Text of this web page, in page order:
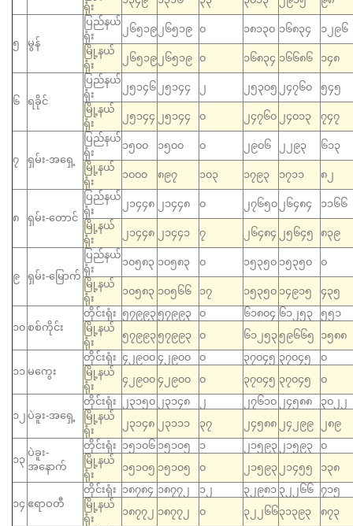
ရုံး
၅ မွန်
ပြည်နယ်
ရုံး
၂၆၅၁၉ ၂၆၅၁၉ ၀ ၁၈၁၃၀ ၁၆၈၃၄
၁၂၉၆
မြို့နယ်
ရုံး
၂၆၅၁၉ ၂၆၅၁၉ ၀ ၁၆၈၃၄ ၁၆၆၈၆ ၁၄၈
၆ ရခိုင်
ပြည်နယ်
ရုံး
၂၅၁၄၆ ၂၅၁၄၄ ၂ ၂၅၃၀၅ ၂၄၇၆၀
၅၄၅
မြို့နယ်
ရုံး
၂၅၁၄၄ ၂၅၁၄၄ ၀ ၂၄၇၆၀ ၂၄၀၁၃ ၇၄၇
၇ ရှမ်း-အရှေ့
ပြည်နယ်
ရုံး
၁၅၀၀ ၁၅၀၀ ၀ ၂၉၀၆ ၂၂၉၃
၆၁၃
မြို့နယ်
ရုံး
၁၀၀၀ ၈၉၇ ၁၀၃ ၁၇၉၃ ၁၇၁၁ ၈၂
၈ ရှမ်း-တောင်
ပြည်နယ်
ရုံး
၂၁၄၄၈ ၂၁၄၄၈ ၀ ၂၇၆၅၀ ၂၆၄၈၄
၁၁၆၆
မြို့နယ်
ရုံး
၂၁၄၄၈ ၂၁၄၄၁ ၇ ၂၆၄၈၄ ၂၅၆၄၅ ၈၃၉
၉ ရှမ်း-မြောက်
ပြည်နယ်
ရုံး
၁၀၅၈၃ ၁၀၅၈၃ ၀ ၁၅၃၅၀ ၁၅၃၅၀
၀
မြို့နယ်
ရုံး
၁၀၅၈၃ ၁၀၅၆၆ ၁၇ ၁၅၃၅၀ ၁၄၉၁၅ ၄၃၅
၁၀ စစ်ကိုင်း
တိုင်းရုံး ၅၇၉၉၃၅၇၉၉၃ ၀ ၆၁၈၀၄ ၆၁၂၅၃
၅၅၁
မြို့နယ်
ရုံး
၅၇၉၉၃၅၇၉၉၃ ၀ ၆၁၂၅၃၅၉၆၆၅ ၁၅၈၈
၁၁ မကွေး
တိုင်းရုံး ၄၂၉၀၀ ၄၂၉၀၀ ၀ ၃၇၀၄၅ ၃၇၀၄၅
၀
မြို့နယ်
ရုံး
၄၂၉၀၀ ၄၂၉၀၀ ၀ ၃၇၀၄၅ ၃၇၀၄၅ ၀
၁၂ ပဲခူး-အရှေ့
တိုင်းရုံး ၂၃၁၅၀ ၂၃၁၄၈ ၂ ၂၇၆၁၀ ၂၄၅၈၈
၃၀၂၂
မြို့နယ်
ရုံး
၂၃၁၄၈ ၂၃၁၁၁ ၃၇ ၂၄၅၈၈ ၂၄၂၉၉ ၂၈၉
၁၃
ပဲခူး-
အနောက်
တိုင်းရုံး ၁၅၁၀၆ ၁၅၁၀၅ ၁ ၂၁၅၉၃ ၂၁၅၉၃
၀
မြို့နယ်
ရုံး
၁၅၁၀၅ ၁၅၁၀၅ ၀ ၂၁၅၉၃ ၂၁၄၅၅ ၁၃၈
၁၄ ဧရာဝတီ
တိုင်းရုံး ၁၈၇၈၄ ၁၈၇၇၂ ၁၂ ၃၂၉၈၁ ၃၂၂၆၆ ၇၁၅
မြို့နယ်
ရုံး
၁၈၇၇၂ ၁၈၇၇၂ ၀ ၃၂၂၆၆၃၁၃၉၃ ၈၇၃